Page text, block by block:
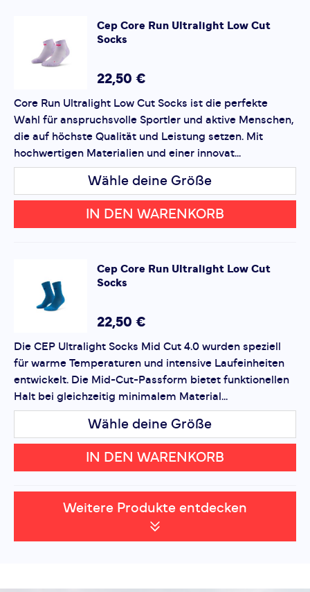
ein Produkt, das Ihnen hilft, Ihre Ziele zu erreichen
undkomfortabel
Pflichtfelder
Bewertung hinzufügen
Dieses Formular ist durch reCAPTCHA geschützt – es gelten
die DatenschutzbestimmungenundNutzungsbedingungen
von Google.
Cep Core Run Ultralight Low Cut
Socks
22,50 €
Core Run Ultralight Low Cut Socks ist die perfekte
Wahl für anspruchsvolle Sportler und aktive Menschen,
die auf höchste Qualität und Leistung setzen. Mit
hochwertigen Materialien und einer innovat...
Wähle deine Größe
IN DEN WARENKORB
Cep Core Run Ultralight Low Cut
Socks
22,50 €
Die CEP Ultralight Socks Mid Cut 4.0 wurden speziell
für warme Temperaturen und intensive Laufeinheiten
entwickelt. Die Mid-Cut-Passform bietet funktionellen
Halt bei gleichzeitig minimalem Material...
Wähle deine Größe
IN DEN WARENKORB
Weitere Produkte entdecken